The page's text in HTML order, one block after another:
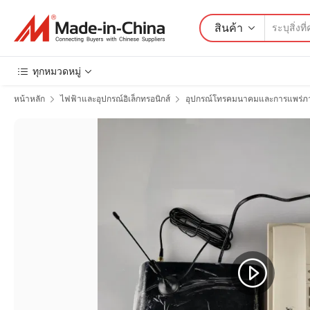
สินค้า
ทุกหมวดหมู่
หน้าหลัก ไฟฟ้าและอุปกรณ์อิเล็กทรอนิกส์ อุปกรณ์โทรคมนาคมและการแพร่ภ